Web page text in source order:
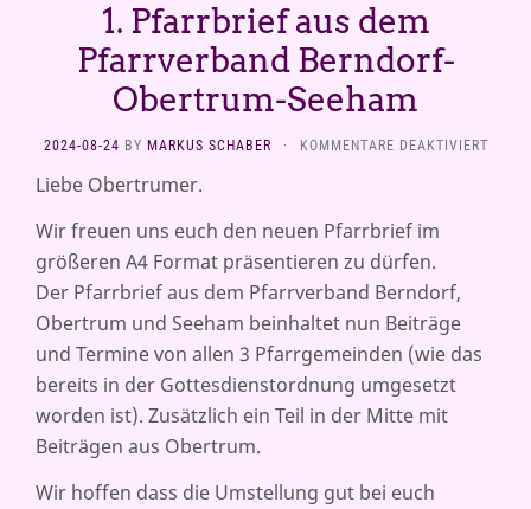
1. Pfarrbrief aus dem
Pfarrverband Berndorf-
Obertrum-Seeham
2024-08-24 BY MARKUS SCHABER · KOMMENTARE DEAKTIVIERTFÜR
Liebe Obertrumer.
Wir freuen uns euch den neuen Pfarrbrief im
größeren A4 Format präsentieren zu dürfen.
Der Pfarrbrief aus dem Pfarrverband Berndorf,
Obertrum und Seeham beinhaltet nun Beiträge
und Termine von allen 3 Pfarrgemeinden (wie das
bereits in der Gottesdienstordnung umgesetzt
worden ist). Zusätzlich ein Teil in der Mitte mit
Beiträgen aus Obertrum.
Wir hoffen dass die Umstellung gut bei euch